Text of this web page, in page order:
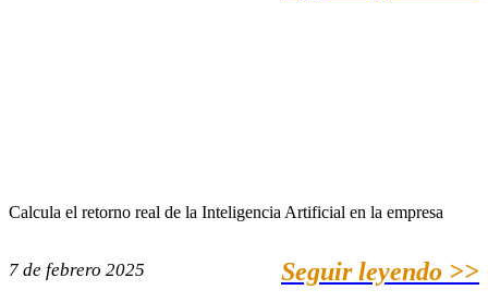
Calcula el retorno real de la Inteligencia Artificial en la empresa
7 de febrero 2025 Seguir leyendo >>